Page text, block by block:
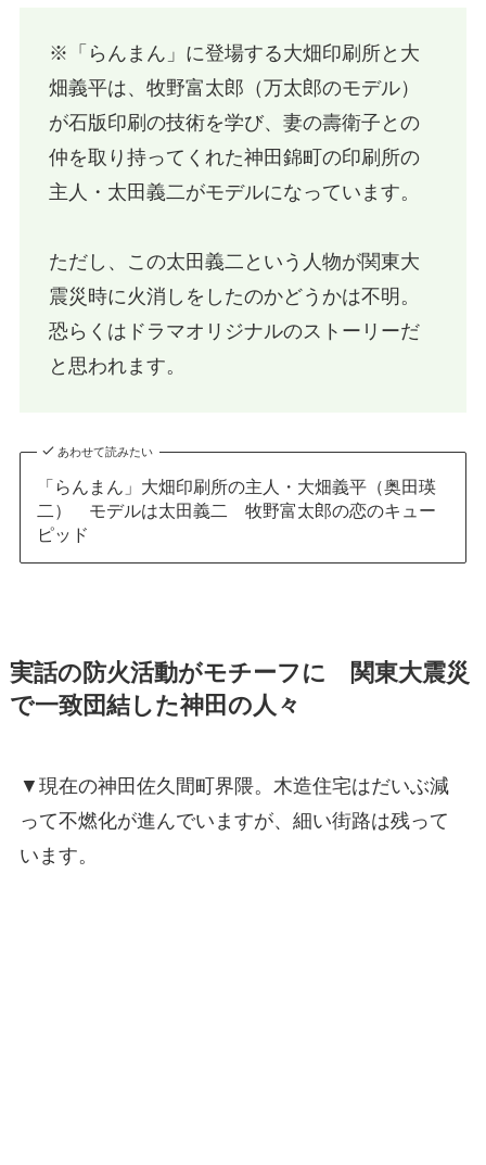
※「らんまん」に登場する大畑印刷所と大
畑義平は、牧野富太郎（万太郎のモデル）
が石版印刷の技術を学び、妻の壽衛子との
仲を取り持ってくれた神田錦町の印刷所の
主人・太田義二がモデルになっています。
ただし、この太田義二という人物が関東大
震災時に火消しをしたのかどうかは不明。
恐らくはドラマオリジナルのストーリーだ
と思われます。
あわせて読みたい
「らんまん」大畑印刷所の主人・大畑義平（奥田瑛
二） モデルは太田義二 牧野富太郎の恋のキュー
ピッド
実話の防火活動がモチーフに 関東大震災
で一致団結した神田の人々
▼現在の神田佐久間町界隈。木造住宅はだいぶ減
って不燃化が進んでいますが、細い街路は残って
います。